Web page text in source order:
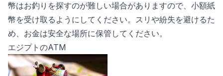
幣はお釣りを探すのが難しい場合がありますので、小額紙
幣を受け取るようにしてください。スリや紛失を避けるた
め、お金は安全な場所に保管してください。
エジプトのATM